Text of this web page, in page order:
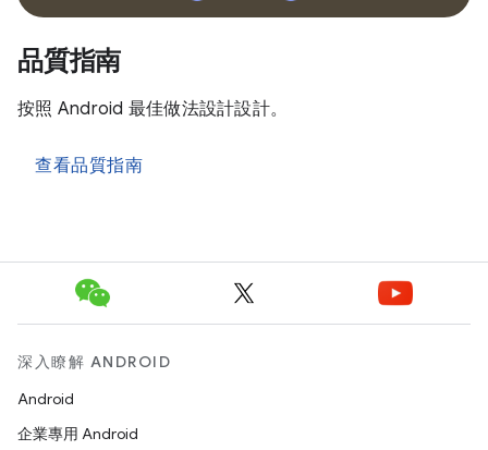
品質指南
按照 Android 最佳做法設計設計。
查看品質指南
深入瞭解 ANDROID
Android
企業專用 Android